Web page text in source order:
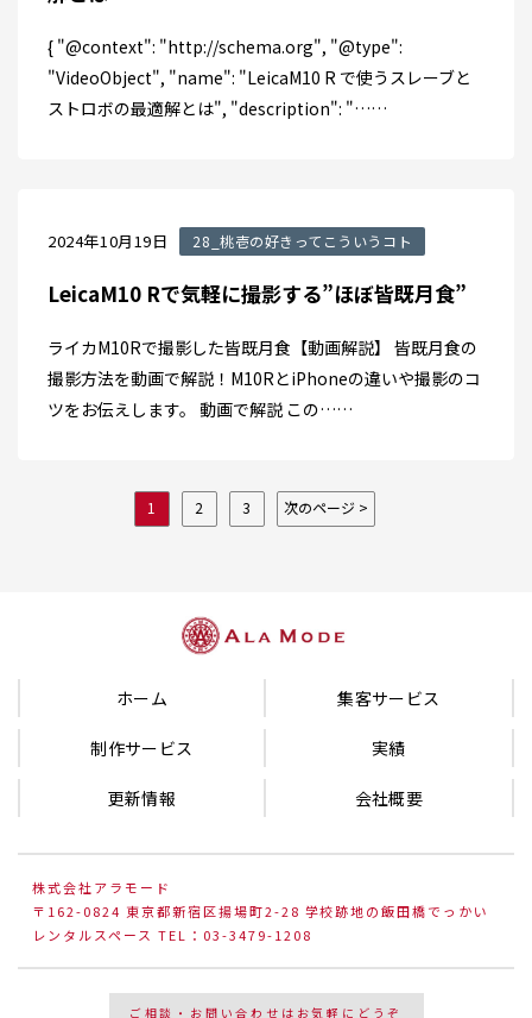
{ "@context": "http://schema.org", "@type":
"VideoObject", "name": "LeicaM10 R で使うスレーブと
ストロボの最適解とは", "description": "……
2024年10月19日 28_桃壱の好きってこういうコト
LeicaM10 Rで気軽に撮影する”ほぼ皆既月食”
ライカM10Rで撮影した皆既月食【動画解説】 皆既月食の
撮影方法を動画で解説！M10RとiPhoneの違いや撮影のコ
ツをお伝えします。 動画で解説 この……
1 2 3 次のページ >
ホーム 集客サービス
制作サービス 実績
更新情報 会社概要
株式会社アラモード
〒162-0824 東京都新宿区揚場町2-28 学校跡地の飯田橋でっかい
レンタルスペース TEL：03-3479-1208
ご相談・お問い合わせはお気軽にどうぞ